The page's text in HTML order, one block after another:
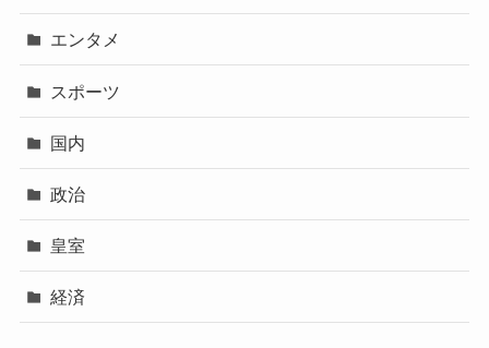
エンタメ
スポーツ
国内
政治
皇室
経済